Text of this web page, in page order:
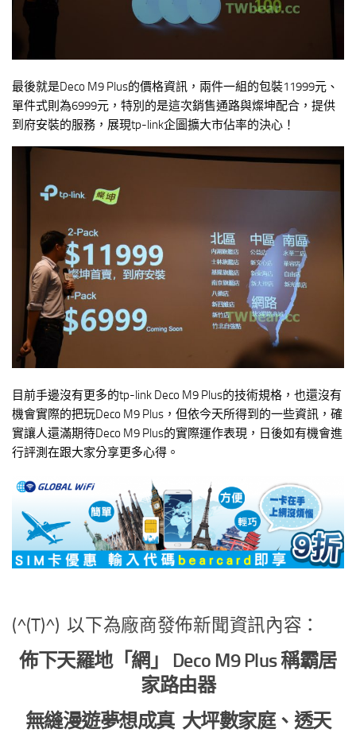
最後就是Deco M9 Plus的價格資訊，兩件一組的包裝11999元、
單件式則為6999元，特別的是這次銷售通路與燦坤配合，提供
到府安裝的服務，展現tp-link企圖擴大市佔率的決心！
目前手邊沒有更多的tp-link Deco M9 Plus的技術規格，也還沒有
機會實際的把玩Deco M9 Plus，但依今天所得到的一些資訊，確
實讓人還滿期待Deco M9 Plus的實際運作表現，日後如有機會進
行評測在跟大家分享更多心得。
(^(T)^) 以下為廠商發佈新聞資訊內容：
佈下天羅地「網」 Deco M9 Plus 稱霸居
家路由器
無縫漫遊夢想成真 大坪數家庭、透天